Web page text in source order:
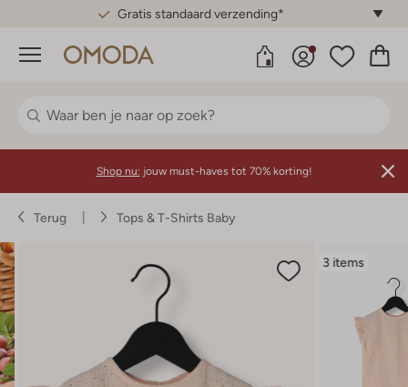
Gratis standaard verzending*
Menu
Shop nu: jouw must-haves tot 70% korting!
Terug Tops & T-Shirts Baby
3 items